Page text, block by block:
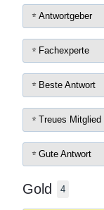
Antwortgeber
Fachexperte
Beste Antwort
Treues Mitglied
Gute Antwort
Gold 4